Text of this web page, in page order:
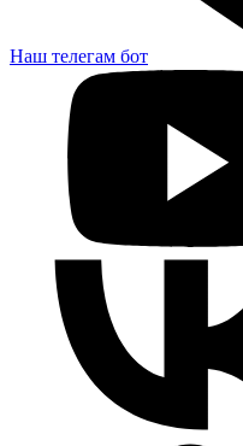
Наш телегам бот